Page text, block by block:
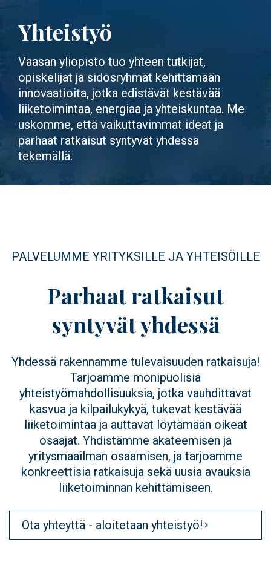
Yhteistyö
Vaasan yliopisto tuo yhteen tutkijat,
opiskelijat ja sidosryhmät kehittämään
innovaatioita, jotka edistävät kestävää
liiketoimintaa, energiaa ja yhteiskuntaa. Me
uskomme, että vaikuttavimmat ideat ja
parhaat ratkaisut syntyvät yhdessä
tekemällä.
PALVELUMME YRITYKSILLE JA YHTEISÖILLE
Parhaat ratkaisut
syntyvät yhdessä
Yhdessä rakennamme tulevaisuuden ratkaisuja!
Tarjoamme monipuolisia
yhteistyömahdollisuuksia, jotka vauhdittavat
kasvua ja kilpailukykyä, tukevat kestävää
liiketoimintaa ja auttavat löytämään oikeat
osaajat. Yhdistämme akateemisen ja
yritysmaailman osaamisen, ja tarjoamme
konkreettisia ratkaisuja sekä uusia avauksia
liiketoiminnan kehittämiseen.
Ota yhteyttä - aloitetaan yhteistyö!